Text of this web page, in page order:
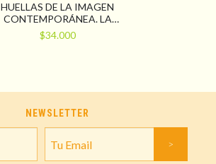
HUELLAS DE LA IMAGEN
CONTEMPORÁNEA. LA
EXPERIENCIA ESTÉTICA
ENTRE EL CÓDIGO Y LA
$34.000
NEWSLETTER